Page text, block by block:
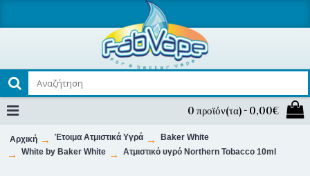
0 προϊόν(τα) - 0,00€
Αρχική Έτοιμα Ατμιστικά Υγρά
Baker White
White by Baker White
Ατμιστικό υγρό Northern Tobacco 10ml